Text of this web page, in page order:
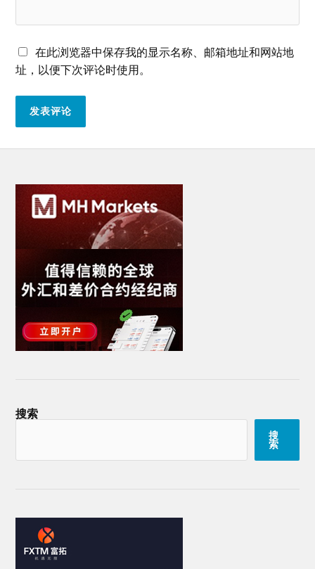
在此浏览器中保存我的显示名称、邮箱地址和网站地
址，以便下次评论时使用。
搜索
搜
索